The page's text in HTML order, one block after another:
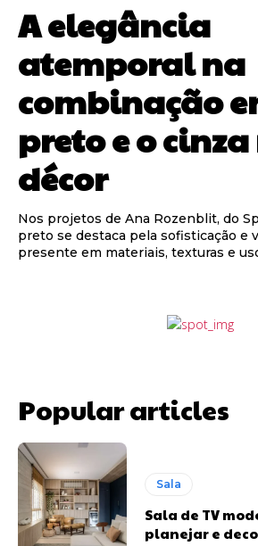
A elegância
atemporal na
combinação
preto e o
décor
Nos projetos de Ana Rozenblit, do
preto se destaca pela sofisticação e
presente em materiais, texturas e
Popular articles
Sala
Sala de TV
planejar e